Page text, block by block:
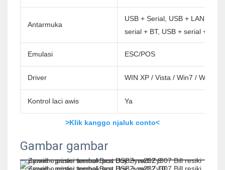
Antarmuka
USB + Serial, USB + LAN,
serial + BT, USB + serial + lan
Emulasi ESC/POS
Driver WIN XP / Vista / Win7 / Win8 /
Kontrol laci awis Ya
>Klik kanggo njaluk conto<
Gambar gambar